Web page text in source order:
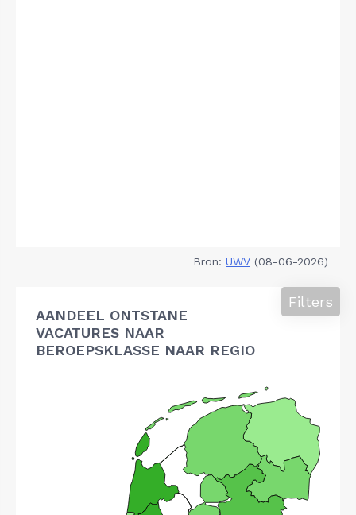
Bron: UWV (08-06-2026)
AANDEEL ONTSTANE
VACATURES NAAR
BEROEPSKLASSE NAAR REGIO
Filters